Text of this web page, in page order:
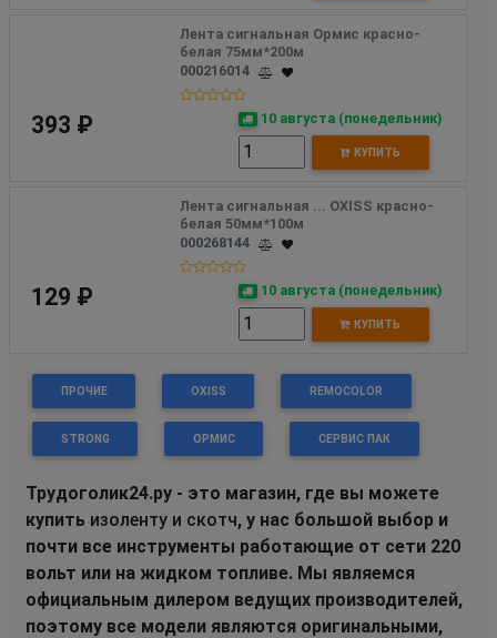
Лента сигнальная Ормис красно-
белая 75мм*200м
000216014
393 ₽ 10 августа (понедельник)
КУПИТЬ
Лента сигнальная ... OXISS красно-
белая 50мм*100м
000268144
129 ₽ 10 августа (понедельник)
КУПИТЬ
ПРОЧИЕ OXISS REMOCOLOR
STRONG ОРМИС СЕРВИС ПАК
Трудоголик24.ру - это магазин, где вы можете
купить изоленту и скотч, у нас большой выбор и
почти все инструменты работающие от сети 220
вольт или на жидком топливе. Мы являемся
официальным дилером ведущих производителей,
поэтому все модели являются оригинальными,